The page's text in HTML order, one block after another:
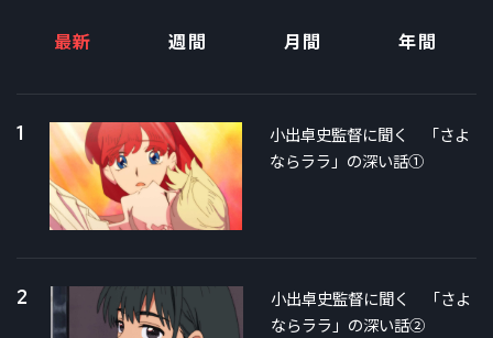
最新 週間 月間 年間
1
小出卓史監督に聞く 「さよ
ならララ」の深い話①
2
小出卓史監督に聞く 「さよ
ならララ」の深い話②